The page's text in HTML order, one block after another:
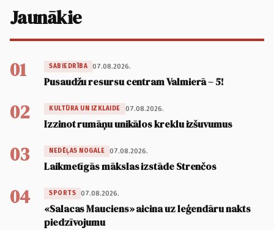
Jaunākie
01 SABIEDRĪBA 07.08.2026.
Pusaudžu resursu centram Valmierā – 5!
02 KULTŪRA UN IZKLAIDE 07.08.2026.
Izzinot rumāņu unikālos kreklu izšuvumus
03 NEDĒĻAS NOGALE 07.08.2026.
Laikmetīgās mākslas izstāde Strenčos
04 SPORTS 07.08.2026.
«Salacas Mauciens» aicina uz leģendāru nakts
piedzīvojumu